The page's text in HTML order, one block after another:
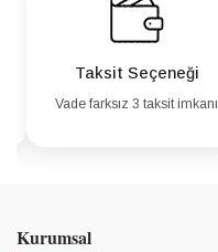
Taksit Seçeneği
Vade farksız 3 taksit imkanı
Kurumsal